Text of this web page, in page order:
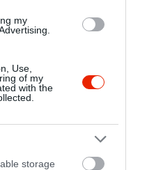
my
Use,
of my
with the
storage
Értékeld Te is